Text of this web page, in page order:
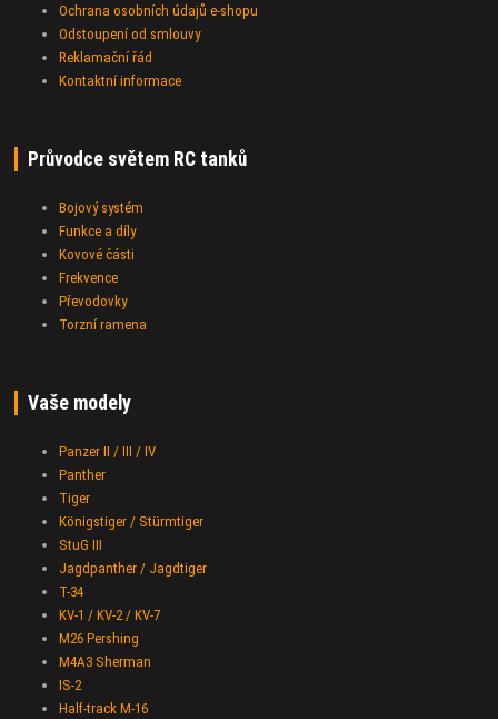
Ochrana osobních údajů e-shopu
Odstoupení od smlouvy
Reklamační řád
Kontaktní informace
Průvodce světem RC tanků
Bojový systém
Funkce a díly
Kovové části
Frekvence
Převodovky
Torzní ramena
Vaše modely
Panzer II / III / IV
Panther
Tiger
Königstiger / Stürmtiger
StuG III
Jagdpanther / Jagdtiger
T-34
KV-1 / KV-2 / KV-7
M26 Pershing
M4A3 Sherman
IS-2
Half-track M-16